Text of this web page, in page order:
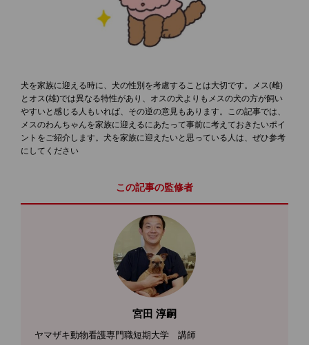
犬を家族に迎える時に、犬の性別を考慮することは大切です。メス(雌)
とオス(雄)では異なる特性があり、オスの犬よりもメスの犬の方が飼い
やすいと感じる人もいれば、その逆の意見もあります。この記事では、
メスのわんちゃんを家族に迎えるにあたって事前に考えておきたいポイ
ントをご紹介します。犬を家族に迎えたいと思っている人は、ぜひ参考
にしてください
この記事の監修者
宮田 淳嗣
ヤマザキ動物看護専門職短期大学 講師